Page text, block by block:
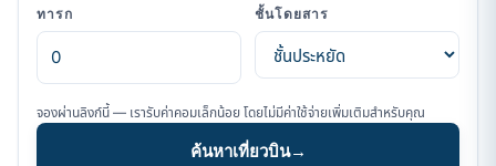
ทารก ชั้นโดยสาร
จองผ่านลิงก์นี้ — เรารับค่าคอมเล็กน้อย โดยไม่มีค่าใช้จ่ายเพิ่มเติมสำหรับคุณ
ค้นหาเที่ยวบิน→